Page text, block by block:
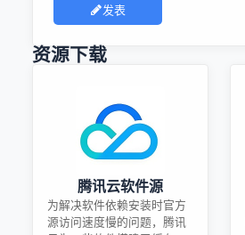
发表
资源下载
腾讯云软件源
为解决软件依赖安装时官方
源访问速度慢的问题，腾讯